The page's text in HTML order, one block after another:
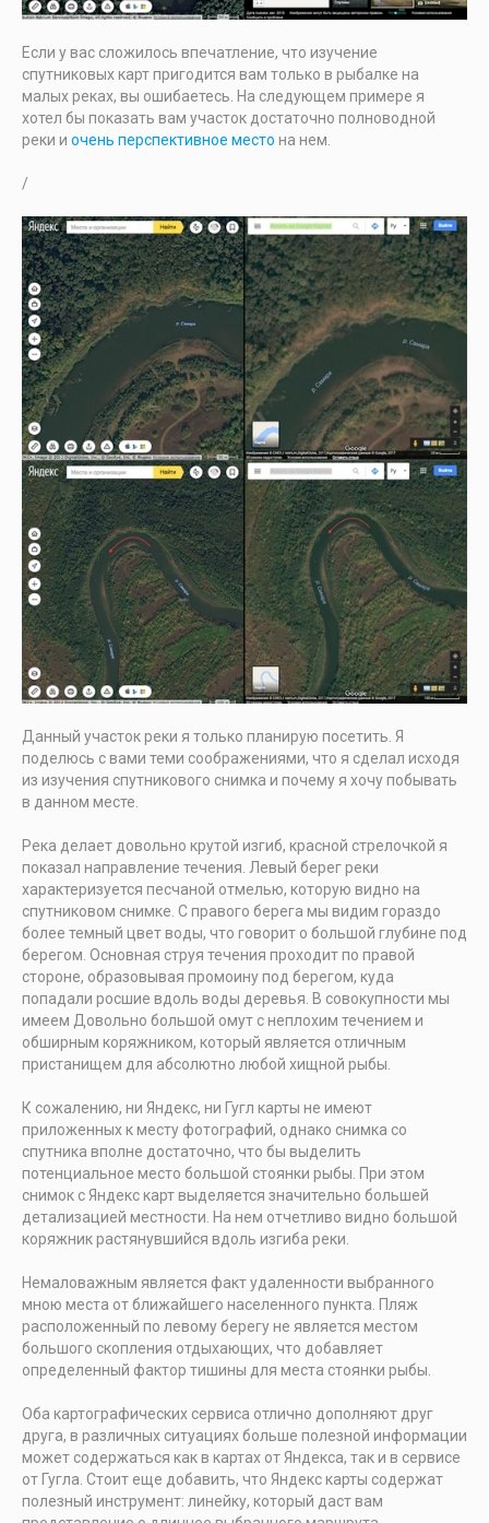
Если у вас сложилось впечатление, что изучение
спутниковых карт пригодится вам только в рыбалке на
малых реках, вы ошибаетесь. На следующем примере я
хотел бы показать вам участок достаточно полноводной
реки и очень перспективное место на нем.
/
Данный участок реки я только планирую посетить. Я
поделюсь с вами теми соображениями, что я сделал исходя
из изучения спутникового снимка и почему я хочу побывать
в данном месте.
Река делает довольно крутой изгиб, красной стрелочкой я
показал направление течения. Левый берег реки
характеризуется песчаной отмелью, которую видно на
спутниковом снимке. С правого берега мы видим гораздо
более темный цвет воды, что говорит о большой глубине под
берегом. Основная струя течения проходит по правой
стороне, образовывая промоину под берегом, куда
попадали росшие вдоль воды деревья. В совокупности мы
имеем Довольно большой омут с неплохим течением и
обширным коряжником, который является отличным
пристанищем для абсолютно любой хищной рыбы.
К сожалению, ни Яндекс, ни Гугл карты не имеют
приложенных к месту фотографий, однако снимка со
спутника вполне достаточно, что бы выделить
потенциальное место большой стоянки рыбы. При этом
снимок с Яндекс карт выделяется значительно большей
детализацией местности. На нем отчетливо видно большой
коряжник растянувшийся вдоль изгиба реки.
Немаловажным является факт удаленности выбранного
мною места от ближайшего населенного пункта. Пляж
расположенный по левому берегу не является местом
большого скопления отдыхающих, что добавляет
определенный фактор тишины для места стоянки рыбы.
Оба картографических сервиса отлично дополняют друг
друга, в различных ситуациях больше полезной информации
может cодержаться как в картах от Яндекса, так и в сервисе
от Гугла. Стоит еще добавить, что Яндекс карты содержат
полезный инструмент: линейку, который даст вам